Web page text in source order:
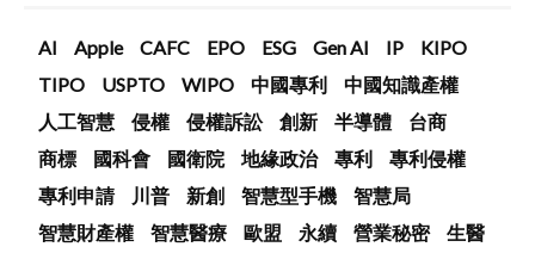
AI Apple CAFC EPO ESG Gen AI IP
KIPO
TIPO
USPTO WIPO 中國專利
中國知識產權
人工智慧
侵權 侵權訴訟 創新 半導體
台商
商標
國科會 國衛院 地緣政治 專利
專利侵權
專利申請
川普 新創 智慧型手機
智慧局
智慧財產權
智慧醫療 歐盟 永續 營業秘密 生醫